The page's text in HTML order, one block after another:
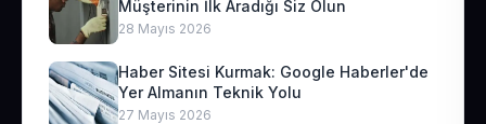
Müşterinin İlk Aradığı Siz Olun
28 Mayıs 2026
Haber Sitesi Kurmak: Google Haberler'de
Yer Almanın Teknik Yolu
27 Mayıs 2026